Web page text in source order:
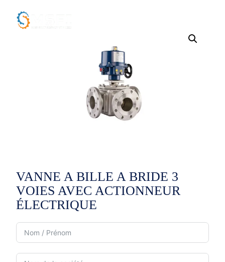
VANNE A BILLE A BRIDE 3
VOIES AVEC ACTIONNEUR
ÉLECTRIQUE